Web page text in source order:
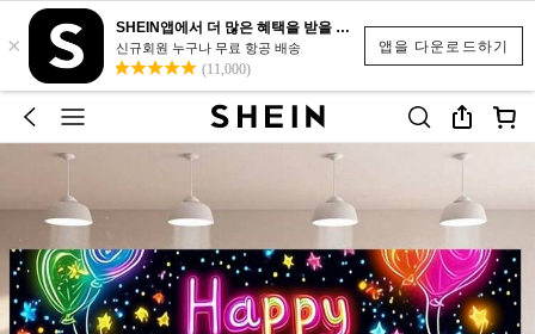
앱을 다운로드하기
×
SHEIN앱에서 더 많은 혜택을 받을 수 있어요.
신규회원 누구나 무료 항공 배송
(11,000)